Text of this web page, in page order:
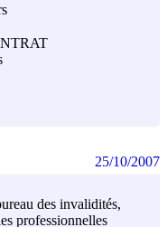
des invalidités,
professionnelles
25/10/2007